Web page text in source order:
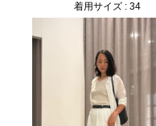
着用サイズ : 34